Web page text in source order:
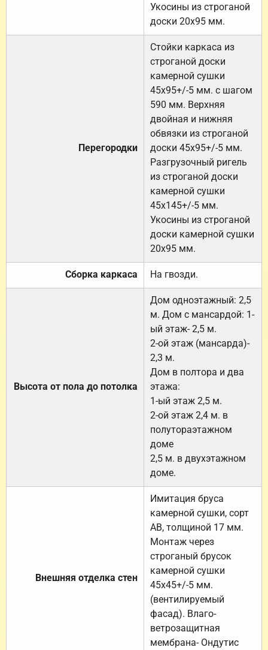
Укосины из строганой
доски 20х95 мм.
Перегородки
Стойки каркаса из
строганой доски
камерной сушки
45х95+/-5 мм. с шагом
590 мм. Верхняя
двойная и нижняя
обвязки из строганой
доски 45х95+/-5 мм.
Разгрузочный ригель
из строганой доски
камерной сушки
45х145+/-5 мм.
Укосины из строганой
доски камерной сушки
20х95 мм.
Сборка каркаса На гвозди.
Высота от пола до потолка
Дом одноэтажный: 2,5
м. Дом с мансардой: 1-
ый этаж- 2,5 м.
2-ой этаж (мансарда)-
2,3 м.
Дом в полтора и два
этажа:
1-ый этаж 2,5 м.
2-ой этаж 2,4 м. в
полутораэтажном
доме
2,5 м. в двухэтажном
доме.
Внешняя отделка стен
Имитация бруса
камерной сушки, сорт
АВ, толщиной 17 мм.
Монтаж через
строганый брусок
камерной сушки
45х45+/-5 мм.
(вентилируемый
фасад). Влаго-
ветрозащитная
мембрана- Ондутис